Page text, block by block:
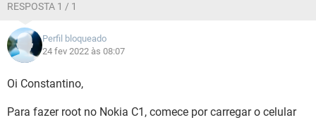
RESPOSTA 1 / 1
Perfil bloqueado
24 fev 2022 às 08:07
Oi Constantino,
Para fazer root no Nokia C1, comece por carregar o celular